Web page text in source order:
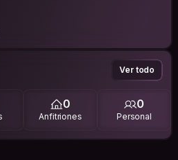
Ver todo
0
Anfitriones
0
Personal